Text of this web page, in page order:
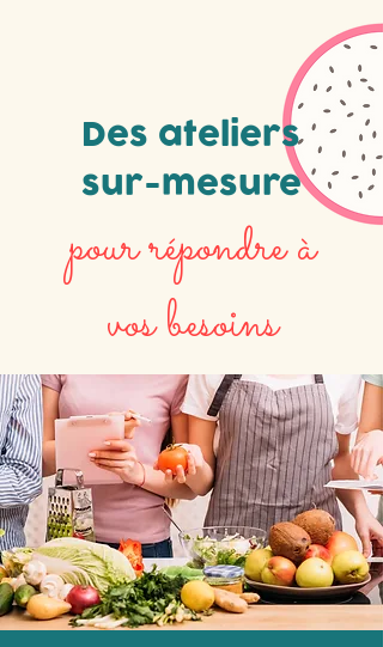
Des ateliers
sur-mesure
pour répondre à
vos besoins